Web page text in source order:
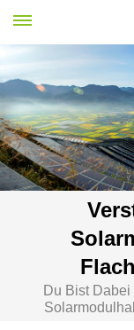
Du Bist Dabei